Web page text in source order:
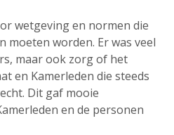
wetgeving en normen die
moeten worden. Er was veel
maar ook zorg of het
en Kamerleden die steeds
Dit gaf mooie
en de personen